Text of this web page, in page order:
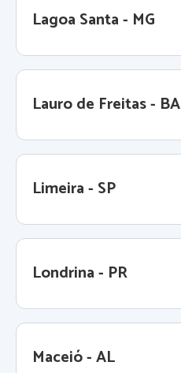
Lagoa Santa - MG
Lauro de Freitas - BA
Limeira - SP
Londrina - PR
Maceió - AL